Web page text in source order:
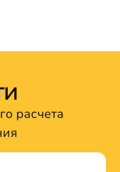
расчета